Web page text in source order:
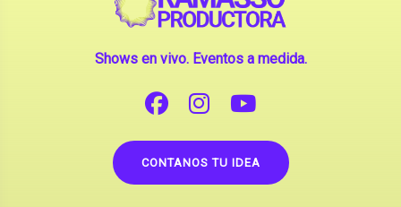
Shows en vivo. Eventos a medida.
CONTANOS TU IDEA